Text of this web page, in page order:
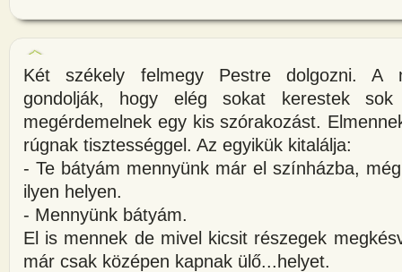
Két székely felmegy Pestre dolgozni. A
gondolják, hogy elég sokat kerestek sok
megérdemelnek egy kis szórakozást.
rúgnak tisztességgel. Az egyikük kitalálja:
- Te bátyám mennyünk már el színházba,
ilyen helyen.
- Mennyünk bátyám.
El is mennek de mivel kicsit részegek
már csak középen kapnak ülő...helyet.